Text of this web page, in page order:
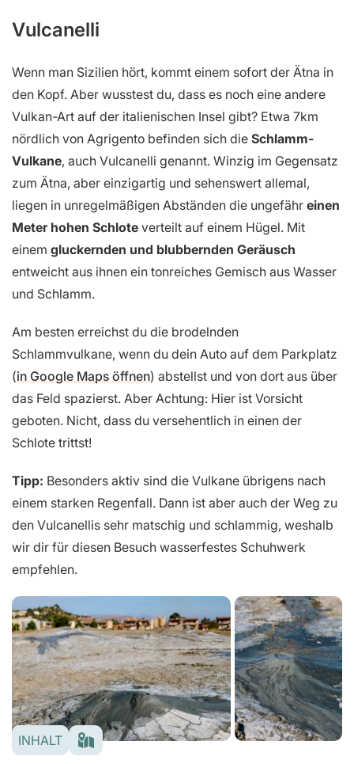
Vulcanelli
Wenn man Sizilien hört, kommt einem sofort der Ätna in
den Kopf. Aber wusstest du, dass es noch eine andere
Vulkan-Art auf der italienischen Insel gibt? Etwa 7km
nördlich von Agrigento befinden sich die Schlamm-
Vulkane, auch Vulcanelli genannt. Winzig im Gegensatz
zum Ätna, aber einzigartig und sehenswert allemal,
liegen in unregelmäßigen Abständen die ungefähr einen
Meter hohen Schlote verteilt auf einem Hügel. Mit
einem gluckernden und blubbernden Geräusch
entweicht aus ihnen ein tonreiches Gemisch aus Wasser
und Schlamm.
Am besten erreichst du die brodelnden
Schlammvulkane, wenn du dein Auto auf dem Parkplatz
(in Google Maps öffnen) abstellst und von dort aus über
das Feld spazierst. Aber Achtung: Hier ist Vorsicht
geboten. Nicht, dass du versehentlich in einen der
Schlote trittst!
Tipp: Besonders aktiv sind die Vulkane übrigens nach
einem starken Regenfall. Dann ist aber auch der Weg zu
den Vulcanellis sehr matschig und schlammig, weshalb
wir dir für diesen Besuch wasserfestes Schuhwerk
empfehlen.
INHALT